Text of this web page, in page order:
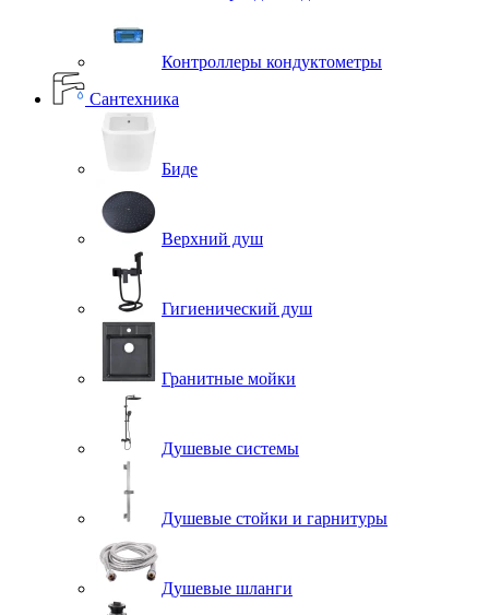
Контроллеры кондуктометры
Сантехника
Биде
Верхний душ
Гигиенический душ
Гранитные мойки
Душевые системы
Душевые стойки и гарнитуры
Душевые шланги